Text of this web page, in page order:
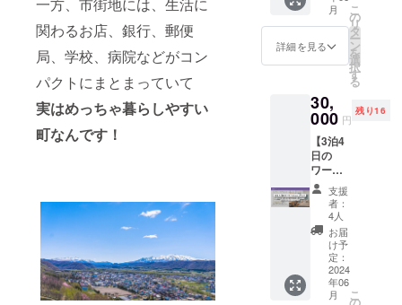
関わるお店、銀行、郵便
局、学校、病院などがコン
パクトにまとまっていて
実はめっちゃ暮らしやすい
町なんです！
いたし
ます
はご希
望の日
予約で
きない
ござい
ますの
で予め
ご了承
くださ
い。 ※
宿泊に
関する
各種許
可は
2024年
2月中に
取得予
定で
す。 ※
ござい
ますの
ご了承
くださ
関する
各種許
可は
2024年
2月中に
取得予
定で
す。 ※
万が一
宿泊の
許可が
取得で
きな
かった
ヒード
リップ
・上川
大雪酒
※アレル
ギーな
どがあ
る場合
は備考
欄にお
書きく
ださ
い。 ※
原材料
及び添
加物等
の食品
表示は
組み、
そして
これか
たっぷ
りお話
ししま
す！ 上
川町で
活躍す
る現役
の地域
おこし
協力隊
の活動
につい
てはも
ちろ
水が層
雲峡温
泉から
イドツ
アー ・
山頂で
キヌバ
リコー
ヒー ※
有効期
限は
2024年
7月1日
～9月30
日まで
です。
（10月
『KINU
BARI
COFFE
E
ROAST
にて焙
煎体験
を絹張
蝦夷丸
自ら指
導しま
す！ 所
要時間
は約2時
間で、
ご自分
で焙煎
した
コー
ヒー豆
月
詳細を見る
こ
の
リ
タ
ー
ン
を
選
択
す
る
30,
000 円
残り16
【3泊4
日の
ワー
ケー
ション
プラ
ン！】
ANSHI
NDOに
滞在し
ながら
観光や
支援
者：
4人
お届
け予
定：
2024
年06
月
こ